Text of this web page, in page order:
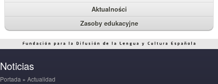
Aktualności
Zasoby edukacyjne
Noticias
Portada » Actualidad